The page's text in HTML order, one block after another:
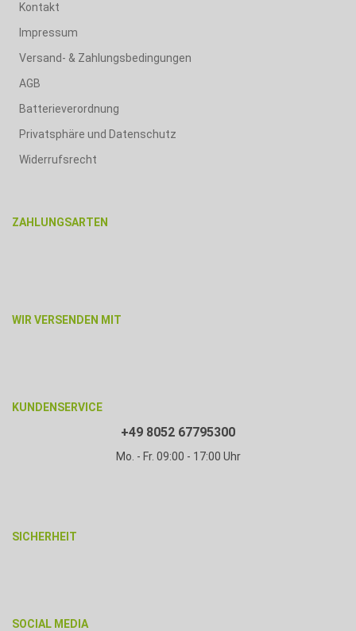
Kontakt
Impressum
Versand- & Zahlungsbedingungen
AGB
Batterieverordnung
Privatsphäre und Datenschutz
Widerrufsrecht
ZAHLUNGSARTEN
WIR VERSENDEN MIT
KUNDENSERVICE
+49 8052 67795300
Mo. - Fr. 09:00 - 17:00 Uhr
SICHERHEIT
SOCIAL MEDIA